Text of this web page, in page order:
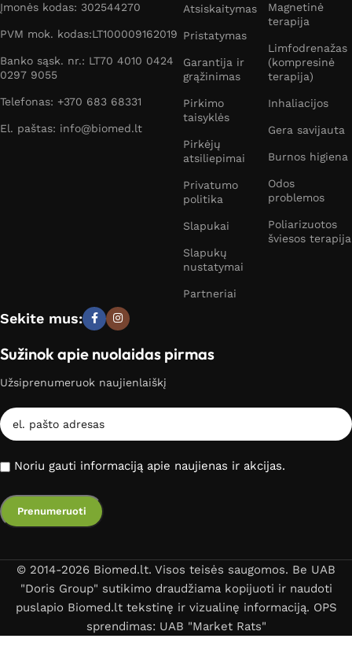
Įmonės kodas: 302544270
PVM mok. kodas:LT100009162019
Banko sąsk. nr.: LT70 4010 0424
0297 9055
Telefonas: +370 683 68331
El. paštas: info@biomed.lt
Atsiskaitymas
Pristatymas
Garantija ir
grąžinimas
Pirkimo
taisyklės
Pirkėjų
atsiliepimai
Privatumo
politika
Slapukai
Slapukų
nustatymai
Partneriai
Magnetinė
terapija
Limfodrenažas
(kompresinė
terapija)
Inhaliacijos
Gera savijauta
Burnos higiena
Odos
problemos
Poliarizuotos
šviesos terapija
Sekite mus:
Sužinok apie nuolaidas pirmas
Užsiprenumeruok naujienlaiškį
Noriu gauti informaciją apie naujienas ir akcijas.
© 2014-2026 Biomed.lt. Visos teisės saugomos. Be UAB
"Doris Group" sutikimo draudžiama kopijuoti ir naudoti
puslapio Biomed.lt tekstinę ir vizualinę informaciją. OPS
sprendimas: UAB "Market Rats"